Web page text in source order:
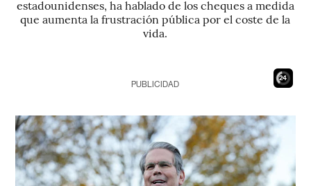
estadounidenses, ha hablado de los cheques a medida
que aumenta la frustración pública por el coste de la
vida.
22
PUBLICIDAD